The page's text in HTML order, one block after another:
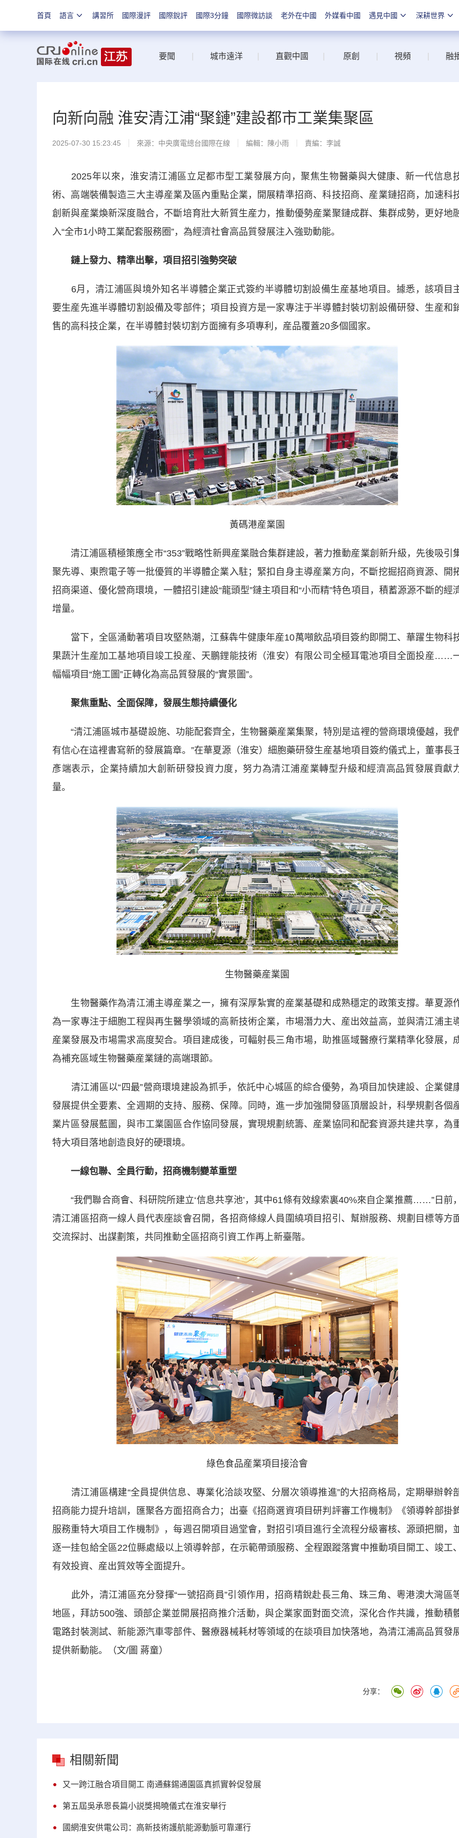
首頁 語言 講習所 國際漫評 國際銳評 國際3分鐘 國際微訪談 老外在中國 外媒看中國 遇見中國 深耕世界
要聞 城市遠洋 直觀中國 原創 視頻 融
向新向融 淮安清江浦“聚鏈”建設都市工業集聚區
2025-07-30 15:23:45 來源：中央廣電總台國際在線 編輯：陳小雨 責編：李誠
2025年以來，淮安清江浦區立足都市型工業發展方向，聚焦生物醫藥與大健康、新一代信息
術、高端裝備製造三大主導産業及區內重點企業，開展精準招商、科技招商、産業鏈招商，加速科
創新與産業煥新深度融合，不斷培育壯大新質生産力，推動優勢産業聚鏈成群、集群成勢，更好地
入“全市1小時工業配套服務圈”，為經濟社會高品質發展注入強勁動能。
鏈上發力、精準出擊，項目招引強勢突破
6月，清江浦區與境外知名半導體企業正式簽約半導體切割設備生産基地項目。據悉，該項目
要生産先進半導體切割設備及零部件；項目投資方是一家專注于半導體封裝切割設備研發、生産和
售的高科技企業，在半導體封裝切割方面擁有多項專利，産品覆蓋20多個國家。
黃碼港産業園
清江浦區積極策應全市“353”戰略性新興産業融合集群建設，著力推動産業創新升級，先後吸引
聚先導、東煦電子等一批優質的半導體企業入駐；緊扣自身主導産業方向，不斷挖掘招商資源、開
招商渠道、優化營商環境，一體招引建設“龍頭型”鏈主項目和“小而精”特色項目，積蓄源源不斷的經
增量。
當下，全區涌動著項目攻堅熱潮，江蘇犇牛健康年産10萬噸飲品項目簽約即開工、華躍生物科
果蔬汁生産加工基地項目竣工投産、天鵬鋰能技術（淮安）有限公司全極耳電池項目全面投産……
幅幅項目“施工圖”正轉化為高品質發展的“實景圖”。
聚焦重點、全面保障，發展生態持續優化
“清江浦區城市基礎設施、功能配套齊全，生物醫藥産業集聚，特別是這裡的營商環境優越，我
有信心在這裡書寫新的發展篇章。”在華夏源（淮安）細胞藥研發生産基地項目簽約儀式上，董事長
彥端表示，企業持續加大創新研發投資力度，努力為清江浦産業轉型升級和經濟高品質發展貢獻
量。
生物醫藥産業園
生物醫藥作為清江浦主導産業之一，擁有深厚紮實的産業基礎和成熟穩定的政策支撐。華夏源
為一家專注于細胞工程與再生醫學領域的高新技術企業，市場潛力大、産出效益高，並與清江浦主
産業發展及市場需求高度契合。項目建成後，可輻射長三角市場，助推區域醫療行業精準化發展，
為補充區域生物醫藥産業鏈的高端環節。
清江浦區以“四最”營商環境建設為抓手，依託中心城區的綜合優勢，為項目加快建設、企業健
發展提供全要素、全週期的支持、服務、保障。同時，進一步加強開發區頂層設計，科學規劃各個
業片區發展藍圖，與市工業園區合作協同發展，實現規劃統籌、産業協同和配套資源共建共享，為
特大項目落地創造良好的硬環境。
一線包聯、全員行動，招商機制變革重塑
“我們聯合商會、科研院所建立‘信息共享池’，其中61條有效線索裏40%來自企業推薦……”日前
清江浦區招商一線人員代表座談會召開，各招商條線人員圍繞項目招引、幫辦服務、規劃目標等方
交流探討、出謀劃策，共同推動全區招商引資工作再上新臺階。
綠色食品産業項目接洽會
清江浦區構建“全員提供信息、專業化洽談攻堅、分層次領導推進”的大招商格局，定期舉辦幹
招商能力提升培訓，匯聚各方面招商合力；出臺《招商選資項目研判評審工作機制》《領導幹部掛
服務重特大項目工作機制》，每週召開項目過堂會，對招引項目進行全流程分級審核、源頭把關，
逐一挂包給全區22位縣處級以上領導幹部，在示範帶頭服務、全程跟蹤落實中推動項目開工、竣工
有效投資、産出質效等全面提升。
此外，清江浦區充分發揮“一號招商員”引領作用，招商精銳赴長三角、珠三角、粵港澳大灣區
地區，拜訪500強、頭部企業並開展招商推介活動，與企業家面對面交流，深化合作共識，推動積
電路封裝測試、新能源汽車零部件、醫療器械耗材等領域的在談項目加快落地，為清江浦高品質發
提供新動能。（文/圖 蔣童）
分享：
相關新聞
又一跨江融合項目開工 南通蘇錫通園區真抓實幹促發展
第五屆吳承恩長篇小説獎揭曉儀式在淮安舉行
國網淮安供電公司：高新技術護航能源動脈可靠運行